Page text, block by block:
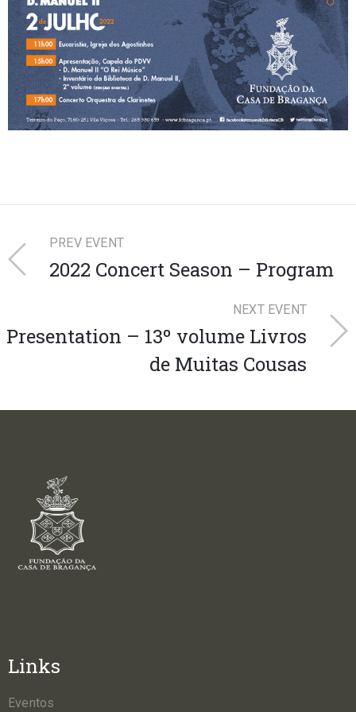
+351
214
416
068
fcbraganca@fcbraganca.pt
PREV EVENT
2022 Concert Season – Program
NEXT EVENT
Presentation – 13º volume Livros
de Muitas Cousas
Links
Eventos